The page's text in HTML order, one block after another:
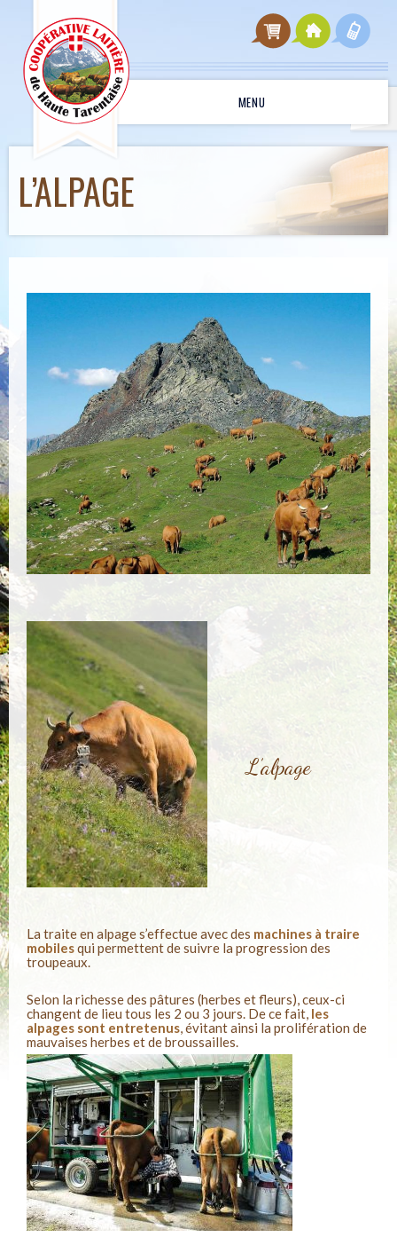
MENU
L’ALPAGE
L’alpage
La traite en alpage s’effectue avec des machines à traire
mobilesqui permettent de suivre la progression des
troupeaux.
Selon la richesse des pâtures (herbes et fleurs), ceux-ci
changent de lieu tous les 2 ou 3 jours. De ce fait, les
alpages sont entretenus, évitant ainsi la prolifération de
mauvaises herbes et de broussailles.